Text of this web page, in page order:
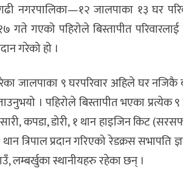
नगरपालिका—१२ जालपाका १३ घर
गएको पहिरोले बिस्तापीत परिवारलाई
गरेको हो ।
जालपाका ९ घरपरिवार अहिले घर नजिकै
। पहिरोले बिस्तापीत भएका प्रत्येक ९
कपडा, डोरी, १ थान हाइजिन किट
त्रिपाल प्रदान गरिएको रेडक्रस सभापति
लम्बर्खुका स्थानीयहरु रहेका छन् ।